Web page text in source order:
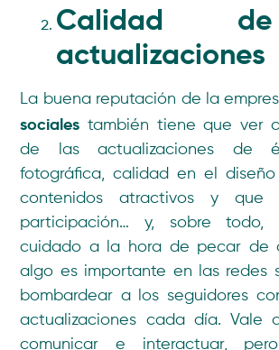
Calidad
actualizaciones
La buena reputación de la
sociales también tiene que ver
de las actualizaciones de
fotográfica, calidad en el
contenidos atractivos y
participación… y, sobre todo,
cuidado a la hora de pecar de
algo es importante en las redes
bombardear a los seguidores
actualizaciones cada día. Vale
comunicar e interactuar,